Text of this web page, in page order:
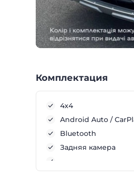
Комплектация
4x4
Android Auto /
Bluetooth
Задняя камера